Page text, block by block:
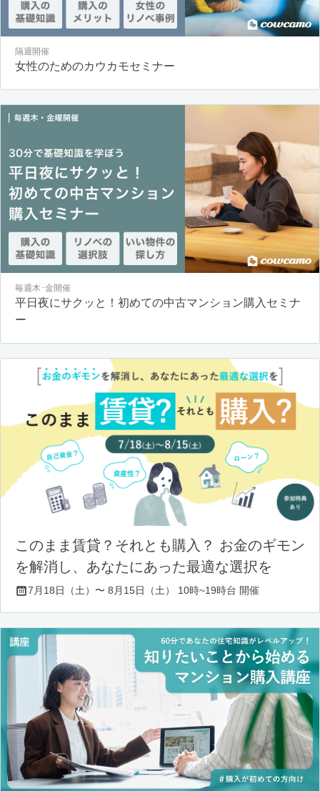
隔週開催
女性のためのカウカモセミナー
毎週木･金開催
平日夜にサクッと！初めての中古マンション購入セミナ
ー
このまま賃貸？それとも購入？ お金のギモン
を解消し、あなたにあった最適な選択を
7月18日（土）〜 8月15日（土） 10時~19時台 開催